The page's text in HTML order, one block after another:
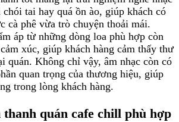
tai hay quá ồn ào, giúp khách có
cà phê vừa trò chuyện thoải mái.
áp từ những dòng loa phù hợp còn
xúc, giúp khách hàng cảm thấy thư
quán. Không chỉ vậy, âm nhạc còn có
quan trọng của thương hiệu, giúp
trong lòng khách hàng.
thanh quán cafe chill phù hợp